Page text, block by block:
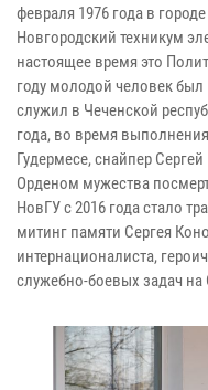
февраля 1976 года в
Новгородский техникум
настоящее время это
году молодой человек
служил в Чеченской
года, во время
Гудермесе, снайпер
Орденом мужества
НовГУ с 2016 года стало
митинг памяти Сергея
интернационалиста,
служебно-боевых задач